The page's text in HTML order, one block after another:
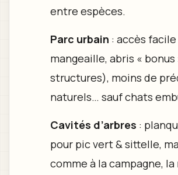
entre espèces.
Parc urbain : accès facile
mangeaille, abris «
structures), moins de
naturels… sauf chats
Cavités d’arbres :
pour pic vert & sittelle,
comme à la campagne,